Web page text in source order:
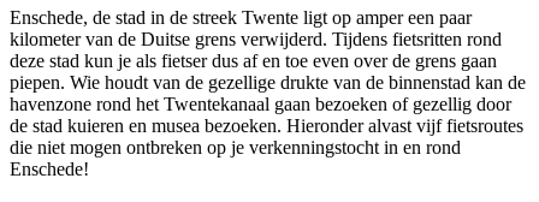
Enschede, de stad in de streek Twente ligt op amper een paar
kilometer van de Duitse grens verwijderd. Tijdens fietsritten rond
deze stad kun je als fietser dus af en toe even over de grens gaan
piepen. Wie houdt van de gezellige drukte van de binnenstad kan de
havenzone rond het Twentekanaal gaan bezoeken of gezellig door
de stad kuieren en musea bezoeken. Hieronder alvast vijf fietsroutes
die niet mogen ontbreken op je verkenningstocht in en rond
Enschede!